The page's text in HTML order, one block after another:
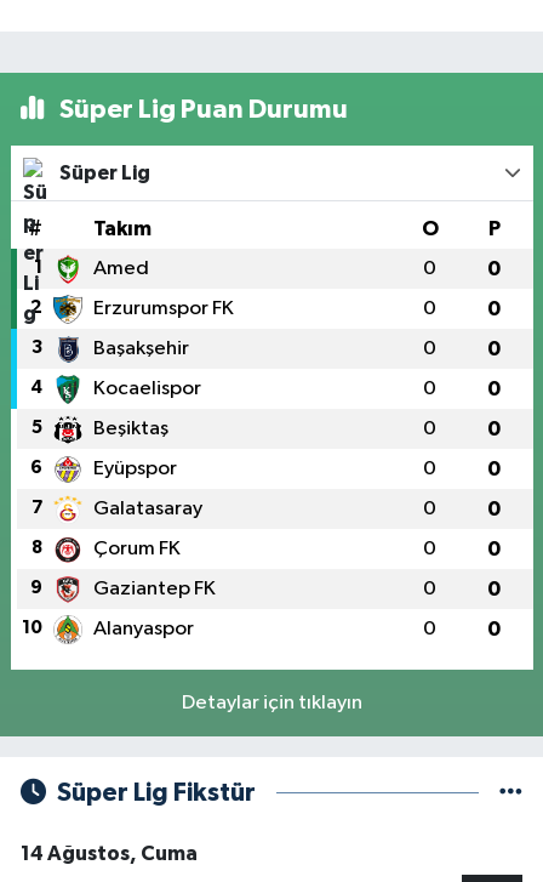
Süper Lig Puan Durumu
Süper Lig
# Takım O P
1 Amed 0 0
2 Erzurumspor FK 0 0
3 Başakşehir 0 0
4 Kocaelispor 0 0
5 Beşiktaş 0 0
6 Eyüpspor 0 0
7 Galatasaray 0 0
8 Çorum FK 0 0
9 Gaziantep FK 0 0
10 Alanyaspor 0 0
Detaylar için tıklayın
Süper Lig Fikstür
14 Ağustos, Cuma